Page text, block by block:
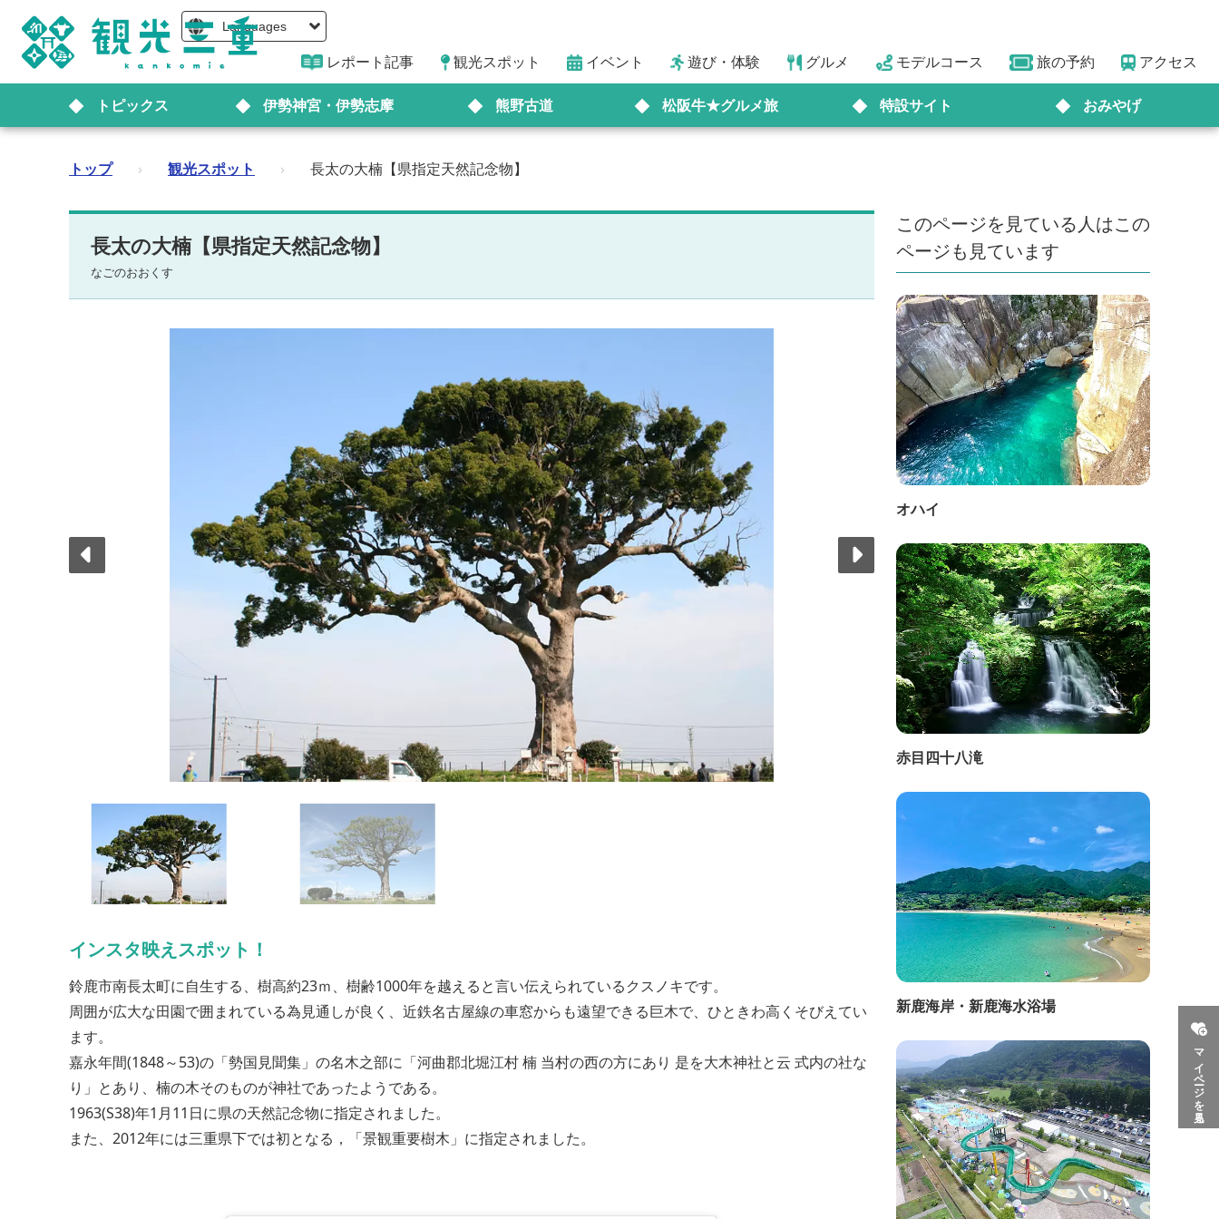
Languages
レポート記事 観光スポット イベント 遊び・体験 グルメ モデルコース 旅の予約 アクセス
トピックス 伊勢神宮・伊勢志摩 熊野古道 松阪牛★グルメ旅 特設サイト おみやげ
マイページを見る
トップ › 観光スポット › 長太の大楠【県指定天然記念物】
長太の大楠【県指定天然記念物】
なごのおおくす
インスタ映えスポット！
鈴鹿市南長太町に自生する、樹高約23ｍ、樹齢1000年を越えると言い伝えられているクスノキです。
周囲が広大な田園で囲まれている為見通しが良く、近鉄名古屋線の車窓からも遠望できる巨木で、ひときわ高くそびえてい
ます。
嘉永年間(1848～53)の「勢国見聞集」の名木之部に「河曲郡北堀江村 楠 当村の西の方にあり 是を大木神社と云 式内の社な
り」とあり、楠の木そのものが神社であったようである。
1963(S38)年1月11日に県の天然記念物に指定されました。
また、2012年には三重県下では初となる，「景観重要樹木」に指定されました。
このページを見ている人はこの
ページも見ています
オハイ
赤目四十八滝
新鹿海岸・新鹿海水浴場